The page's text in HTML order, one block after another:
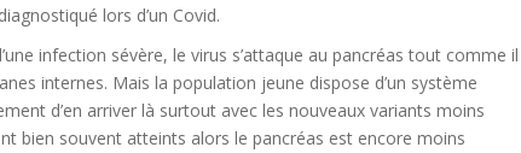
lors d’un Covid.
infection sévère, le virus s’attaque au pancréas tout comme il
internes. Mais la population jeune dispose d’un système
d’en arriver là surtout avec les nouveaux variants moins
bien souvent atteints alors le pancréas est encore moins